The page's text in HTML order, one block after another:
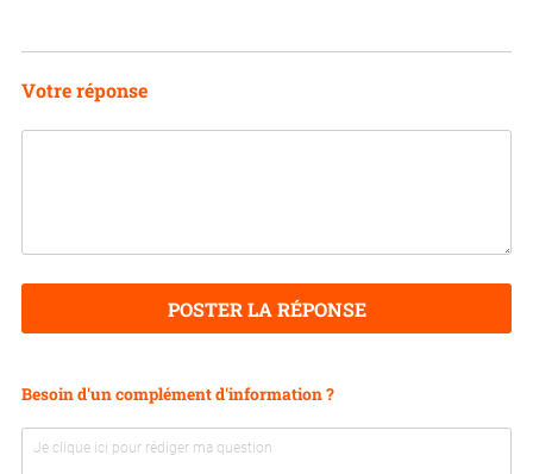
Votre réponse
POSTER LA RÉPONSE
Besoin d'un complément d'information ?